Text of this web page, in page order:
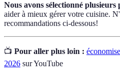
Nous avons sélectionné plusieurs
aider à mieux gérer votre cuisine.
recommandations ci-dessous!
📺 Pour aller plus loin :
2026 sur YouTube